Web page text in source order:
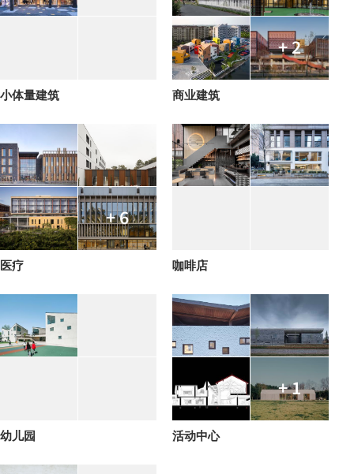
小体量建筑
+ 2
商业建筑
+ 6
医疗 咖啡店
幼儿园
+ 1
活动中心